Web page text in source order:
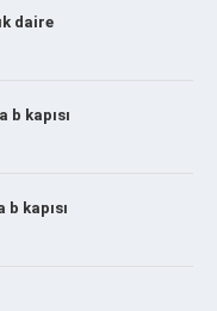
daire
b kapısı
kapısı